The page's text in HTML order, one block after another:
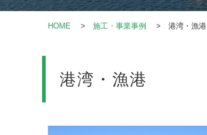
HOME > 施工・事業事例 > 港湾・漁港
港湾・漁港